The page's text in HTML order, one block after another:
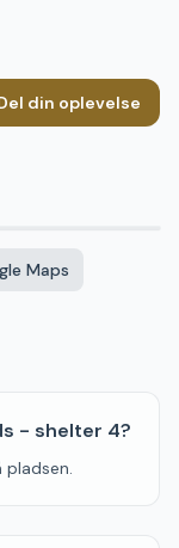
din oplevelse
Maps
- shelter 4?